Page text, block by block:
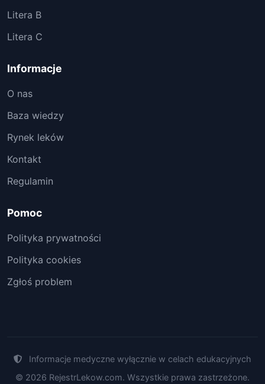
Litera B
Litera C
Informacje
O nas
Baza wiedzy
Rynek leków
Kontakt
Regulamin
Pomoc
Polityka prywatności
Polityka cookies
Zgłoś problem
Informacje medyczne wyłącznie w celach edukacyjnych
© 2026 RejestrLekow.com. Wszystkie prawa zastrzeżone.